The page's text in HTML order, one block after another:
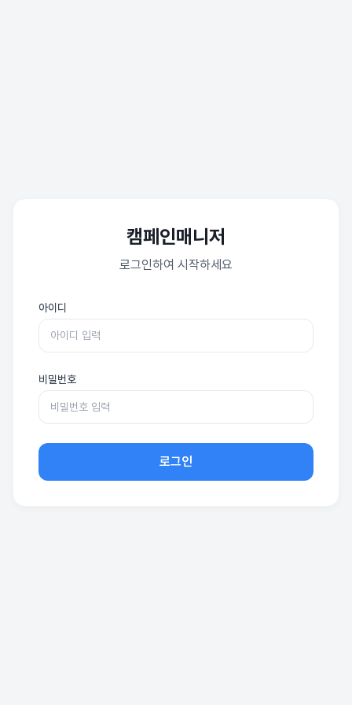
캠페인매니저
로그인하여 시작하세요
아이디
비밀번호
로그인